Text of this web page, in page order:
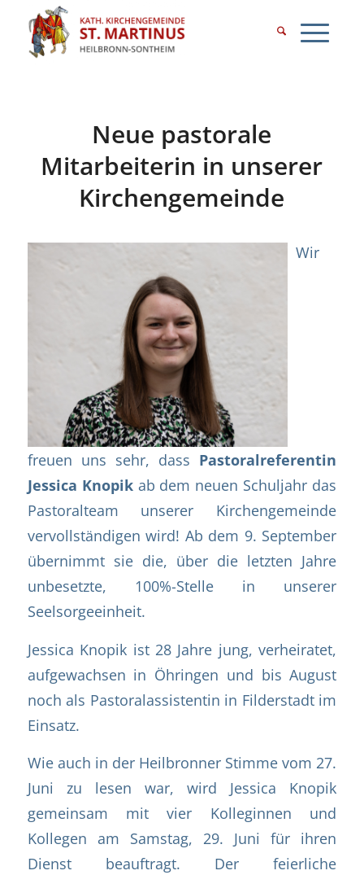
Neue pastorale
Mitarbeiterin in unserer
Kirchengemeinde
Wir
freuen uns sehr, dass Pastoralreferentin
Jessica Knopikab dem neuen Schuljahr das
Pastoralteam unserer Kirchengemeinde
vervollständigen wird! Ab dem 9. September
übernimmt sie die, über die letzten Jahre
unbesetzte, 100%-Stelle in unserer
Seelsorgeeinheit.
Jessica Knopik ist 28 Jahre jung, verheiratet,
aufgewachsen in Öhringen und bis August
noch als Pastoralassistentin in Filderstadt im
Einsatz.
Wie auch in der Heilbronner Stimme vom 27.
Juni zu lesen war, wird Jessica Knopik
gemeinsam mit vier Kolleginnen und
Kollegen am Samstag, 29. Juni für ihren
Dienst beauftragt. Der feierliche